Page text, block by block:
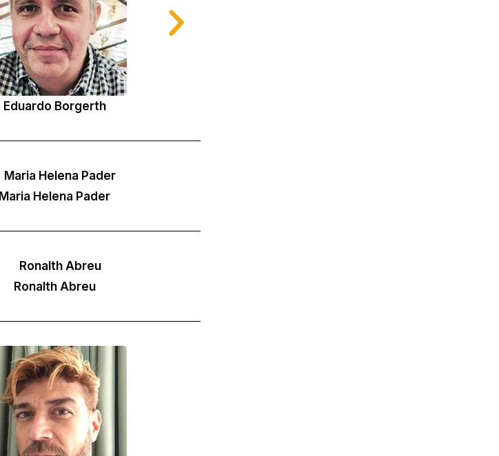
Eduardo Borgerth
Maria Helena Pader
Ronalth Abreu